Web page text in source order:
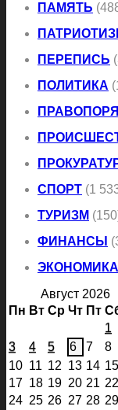
ПАМЯТЬ
ПЕРЕПИСЬ
ПОЛИТИКА
СПОРТ (1
ТУРИЗМ
ФИНАНСЫ
ЭКОНОМИКА
Август 2026
Пн Вт Ср Чт Пт
1
3
4 5 6 7 8
10 11 12 13 14 15
17 18 19 20 21 22
24 25 26 27 28 29